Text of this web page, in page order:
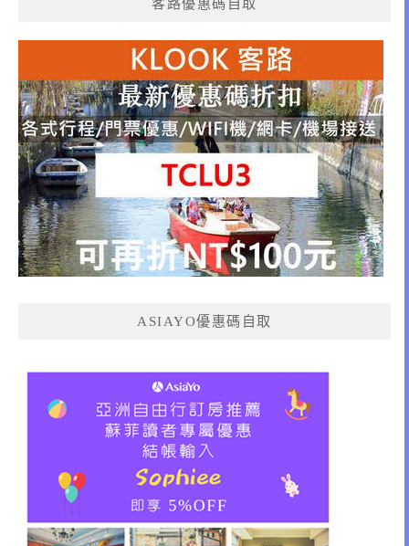
客路優惠碼自取
ASIAYO優惠碼自取